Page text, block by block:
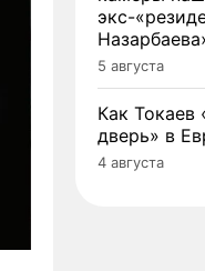
экс-
5 августа
Как Токаев
дверь» в
4 августа